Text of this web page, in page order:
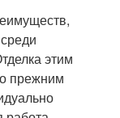
этим
прежним